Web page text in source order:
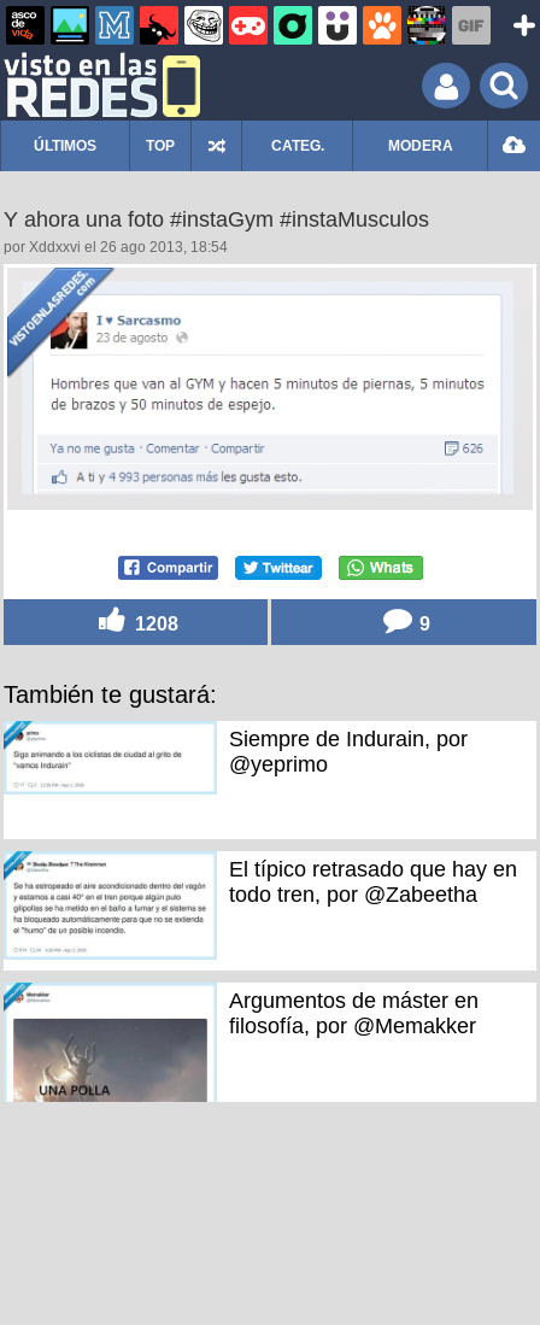
ÚLTIMOS TOP CATEG. MODERA
Y ahora una foto #instaGym #instaMusculos
por Xddxxvi el 26 ago 2013, 18:54
1208 9
También te gustará:
Siempre de Indurain, por
@yeprimo
El típico retrasado que hay en
todo tren, por @Zabeetha
Argumentos de máster en
filosofía, por @Memakker